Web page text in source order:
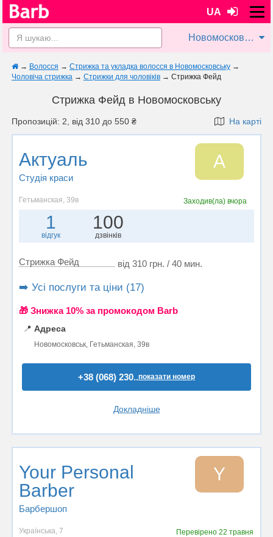
UA
Новомосковськ
→ Волосся → Стрижка та укладка волосся в Новомосковську →
Чоловіча стрижка → Стрижки для чоловіків → Стрижка Фейд
Стрижка Фейд в Новомосковську
Пропозицій: 2, від 310 до 550 ₴ На карті
Актуаль
Студія краси
А
Гетьманская, 39в Заходив(ла) вчора
1
відгук
100
дзвінків
Стрижка Фейд від 310 грн. / 40 мин.
➡️ Усі послуги та ціни (17)
🎁 Знижка 10% за промокодом Barb
📍 Адреса
Новомосковськ, Гетьманская, 39в
+38 (068) 230..показати номер
Докладніше
Your Personal
Barber
Барбершоп
Y
Українська, 7 Перевірено22 травня